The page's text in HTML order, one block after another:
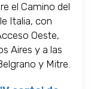
el Camino del
Italia, con
Oeste,
Aires y a las
y Mitre.